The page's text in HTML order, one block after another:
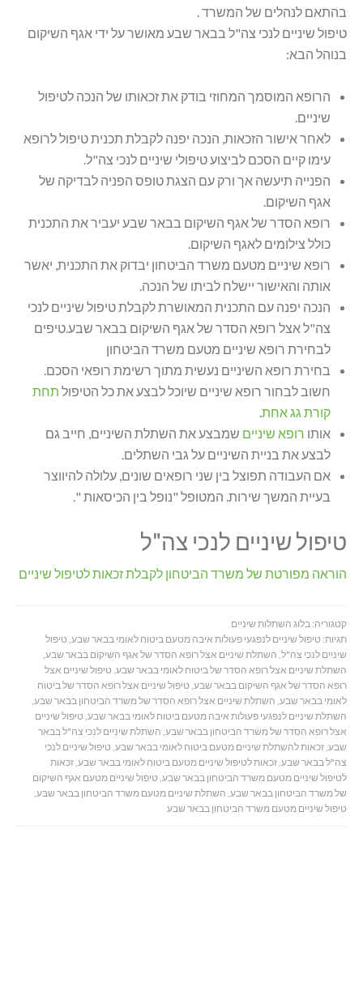
בהתאם לנהלים של המשרד .
טיפול שיניים לנכי צה"ל בבאר שבע מאושר על ידי אגף השיקום
בנוהל הבא:
הרופא המוסמך המחוזי בודק את זכאותו של הנכה לטיפול
שיניים.
לאחר אישור הזכאות, הנכה יפנה לקבלת תכנית טיפול לרופא
עימו קיים הסכם לביצוע טיפולי שיניים לנכי צה"ל.
הפנייה תיעשה אך ורק עם הצגת טופס הפניה לבדיקה של
אגף השיקום.
רופא הסדר של אגף השיקום בבאר שבע יעביר את התכנית
כולל צילומים לאגף השיקום.
רופא שיניים מטעם משרד הביטחון יבדוק את התכנית, יאשר
אותה והאישור יישלח לביתו של הנכה.
הנכה יפנה עם התכנית המאושרת לקבלת טיפול שיניים לנכי
צה"ל אצל רופא הסדר של אגף השיקום בבאר שבע.טיפים
לבחירת רופא שיניים מטעם משרד הביטחון
בחירת רופא השיניים נעשית מתוך רשימת רופאי הסכם.
חשוב לבחור רופא שיניים שיוכל לבצע את כל הטיפול תחת
קורת גג אחת.
אותו רופא שיניים שמבצע את השתלת השיניים, חייב גם
לבצע את בניית השיניים על גבי השתלים.
אם העבודה תפוצל בין שני רופאים שונים, עלולה להיווצר
בעיית המשך שירות. המטופל "נופל בין הכיסאות ".
טיפול שיניים לנכי צה"ל
הוראה מפורטת של משרד הביטחון לקבלת זכאות לטיפול שיניים
קטגוריה: בלוג השתלות שיניים
תגיות: טיפול שיניים לנפגעי פעולות איבה מטעם ביטוח לאומי בבאר שבע, טיפול
שיניים לנכי צה"ל, השתלת שיניים אצל רופא הסדר של אגף השיקום בבאר שבע,
השתלת שיניים אצל רופא הסדר של ביטוח לאומי בבאר שבע, טיפול שיניים אצל
רופא הסדר של אגף השיקום בבאר שבע, טיפול שיניים אצל רופא הסדר של ביטוח
לאומי בבאר שבע, השתלת שיניים אצל רופא הסדר של משרד הביטחון בבאר שבע,
השתלת שיניים לנפגעי פעולות איבה מטעם ביטוח לאומי בבאר שבע, טיפול שיניים
אצל רופא הסדר של משרד הביטחון בבאר שבע, השתלת שיניים לנכי צה"ל בבאר
שבע,זכאות להשתלת שיניים מטעם ביטוח לאומי בבאר שבע, טיפול שיניים לנכי
צה"ל בבאר שבע,זכאות לטיפול שיניים מטעם ביטוח לאומי בבאר שבע,זכאות
לטיפול שיניים מטעם משרד הביטחון בבאר שבע, טיפול שיניים מטעם אגף השיקום
של משרד הביטחון בבאר שבע, השתלת שיניים מטעם משרד הביטחון בבאר שבע,
טיפול שיניים מטעם משרד הביטחון בבאר שבע